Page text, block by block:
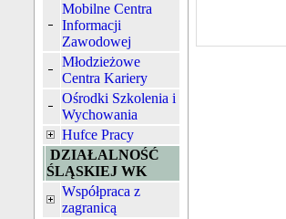
Mobilne Centra
Informacji
Zawodowej
Młodzieżowe
Centra Kariery
Ośrodki Szkolenia i
Wychowania
Hufce Pracy
DZIAŁALNOŚĆ
ŚLĄSKIEJ WK
Współpraca z
zagranicą